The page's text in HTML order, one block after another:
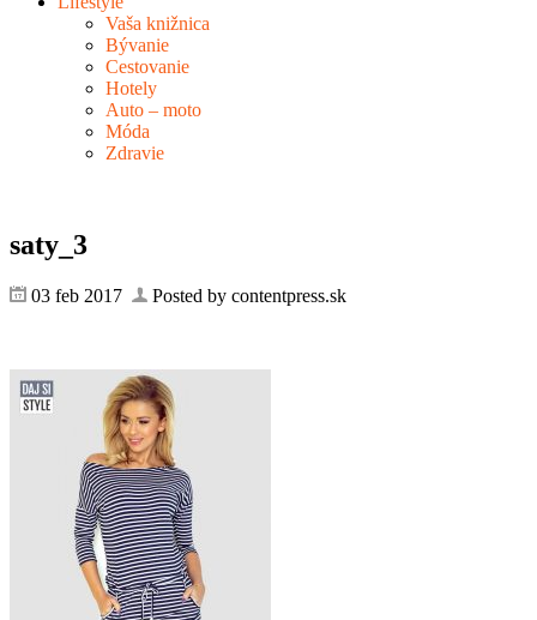
Vaša knižnica
Bývanie
Cestovanie
Hotely
Auto – moto
Móda
Zdravie
saty_3
03 feb 2017 Posted by contentpress.sk